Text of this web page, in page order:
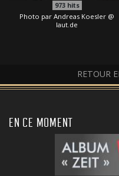
973hits
Photo par Andreas Koesler @
laut.de
RETOUR
EN CE MOMENT